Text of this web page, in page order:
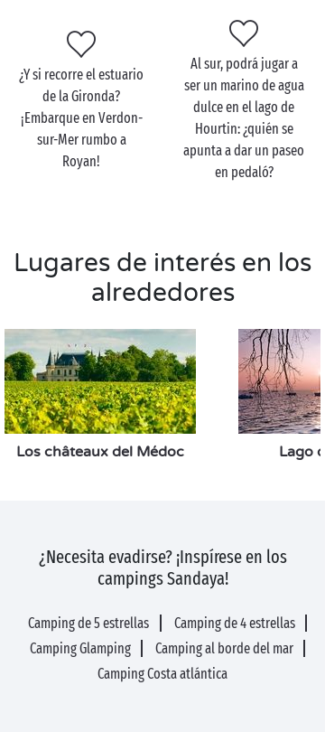
relajarse y cargarse de buena energía. Y, por
supuesto, la gran playa de arena de la localidad le
invita a pasar relajantes tardes conlos pies a remojo
¡y la cabeza en las nubes!
¿Y si recorre el estuario
de la Gironda?
¡Embarque en Verdon-
sur-Mer rumbo a
Royan!
Al sur, podrá jugar a
ser un marino de agua
dulce en el lago de
Hourtin: ¿quién se
apunta a dar un paseo
en pedaló?
Lugares de interés en los
alrededores
Los châteaux del Médoc Lago
¿Necesita evadirse? ¡Inspírese en los
campings Sandaya!
Camping de 5 estrellas
Camping de 4 estrellas
Camping Glamping
Camping al borde del mar
Camping Costa atlántica